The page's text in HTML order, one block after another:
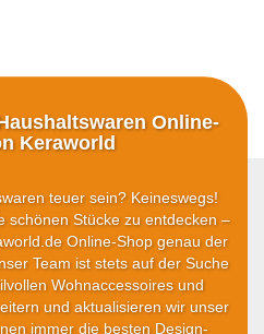
Online-
Keraworld
teuer sein? Keineswegs!
schönen Stücke zu entdecken –
Online-Shop genau der
Team ist stets auf der Suche
Wohnaccessoires und
und aktualisieren wir unser
immer die besten Design-